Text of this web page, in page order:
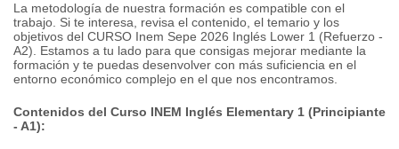
La metodología de nuestra formación es compatible con el
trabajo. Si te interesa, revisa el contenido, el temario y los
objetivos del CURSO Inem Sepe 2026 Inglés Lower 1 (Refuerzo -
A2). Estamos a tu lado para que consigas mejorar mediante la
formación y te puedas desenvolver con más suficiencia en el
entorno económico complejo en el que nos encontramos.
Contenidos del Curso INEM Inglés Elementary 1 (Principiante
- A1):